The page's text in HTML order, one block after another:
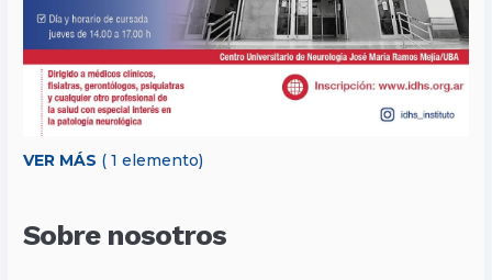
VER MÁS ( 1 elemento)
Sobre nosotros